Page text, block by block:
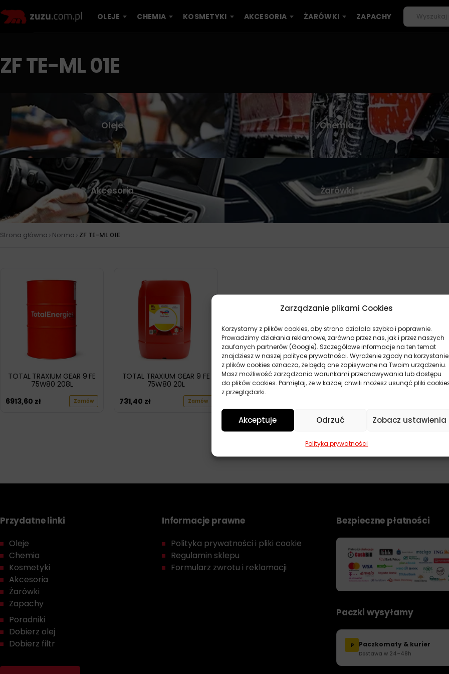
Zarządzanie plikami Cookies
Korzystamy z plików cookies, aby strona działała szybko i poprawnie.
Prowadzimy działania reklamowe, zarówno przez nas, jak i przez naszych
zaufanych partnerów (Google). Szczegółowe informacje na ten temat
znajdziesz w naszej polityce prywatności. Wyrażenie zgody na korzystanie
z plików cookies oznacza, że będą one zapisywane na Twoim urządzeniu.
Masz możliwość zarządzania warunkami przechowywania lub dostępu
do plików cookies. Pamiętaj, że w każdej chwili możesz usunąć pliki
z przeglądarki.
Akceptuje Odrzuć Zobacz ustawienia
Polityka prywatności
OLEJE CHEMIA KOSMETYKI AKCESORIA ŻARÓWKI ZAPACHY
ZF TE-ML 01E
Oleje Chemia
Akcesoria Żarówki
Strona główna › Norma › ZF TE-ML 01E
TOTAL TRAXIUM GEAR 9 FE
75W80 208L
6913,60 zł Zamów
TOTAL TRAXIUM GEAR 9 FE
75W80 20L
731,40 zł Zamów
POKAŻ WIĘCEJ PRODUKTÓW
Przydatne linki
Oleje
Chemia
Kosmetyki
Akcesoria
Żarówki
Zapachy
Poradniki
Dobierz olej
Dobierz filtr
Informacje prawne
Polityka prywatności i pliki cookie
Regulamin sklepu
Formularz zwrotu i reklamacji
Bezpieczne płatności
Paczki wysyłamy
P Paczkomaty & kurier
Dostawa w 24–48h